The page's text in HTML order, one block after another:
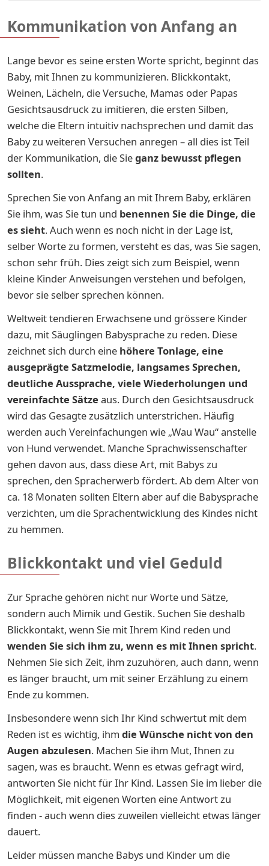
Kommunikation von Anfang an
Lange bevor es seine ersten Worte spricht, beginnt das
Baby, mit Ihnen zu kommunizieren. Blickkontakt,
Weinen, Lächeln, die Versuche, Mamas oder Papas
Gesichtsausdruck zu imitieren, die ersten Silben,
welche die Eltern intuitiv nachsprechen und damit das
Baby zu weiteren Versuchen anregen – all dies ist Teil
der Kommunikation, die Sieganz bewusst pflegen
sollten.
Sprechen Sie von Anfang an mit Ihrem Baby, erklären
Sie ihm, was Sie tun und benennen Sie die Dinge, die
es sieht. Auch wenn es noch nicht in der Lage ist,
selber Worte zu formen, versteht es das, was Sie sagen,
schon sehr früh. Dies zeigt sich zum Beispiel, wenn
kleine Kinder Anweisungen verstehen und befolgen,
bevor sie selber sprechen können.
Weltweit tendieren Erwachsene und grössere Kinder
dazu, mit Säuglingen Babysprache zu reden. Diese
zeichnet sich durch eine höhere Tonlage, eine
ausgeprägte Satzmelodie, langsames Sprechen,
deutliche Aussprache, viele Wiederholungen und
vereinfachte Sätze aus. Durch den Gesichtsausdruck
wird das Gesagte zusätzlich unterstrichen. Häufig
werden auch Vereinfachungen wie „Wau Wau“ anstelle
von Hund verwendet. Manche Sprachwissenschafter
gehen davon aus, dass diese Art, mit Babys zu
sprechen, den Spracherwerb fördert. Ab dem Alter von
ca. 18 Monaten sollten Eltern aber auf die Babysprache
verzichten, um die Sprachentwicklung des Kindes nicht
zu hemmen.
Blickkontakt und viel Geduld
Zur Sprache gehören nicht nur Worte und Sätze,
sondern auch Mimik und Gestik. Suchen Sie deshalb
Blickkontakt, wenn Sie mit Ihrem Kind reden und
wenden Sie sich ihm zu, wenn es mit Ihnen spricht.
Nehmen Sie sich Zeit, ihm zuzuhören, auch dann, wenn
es länger braucht, um mit seiner Erzählung zu einem
Ende zu kommen.
Insbesondere wenn sich Ihr Kind schwertut mit dem
Reden ist es wichtig, ihm die Wünsche nicht von den
Augen abzulesen. Machen Sie ihm Mut, Ihnen zu
sagen, was es braucht. Wenn es etwas gefragt wird,
antworten Sie nicht für Ihr Kind. Lassen Sie im lieber die
Möglichkeit, mit eigenen Worten eine Antwort zu
finden - auch wenn dies zuweilen vielleicht etwas länger
dauert.
Leider müssen manche Babys und Kinder um die